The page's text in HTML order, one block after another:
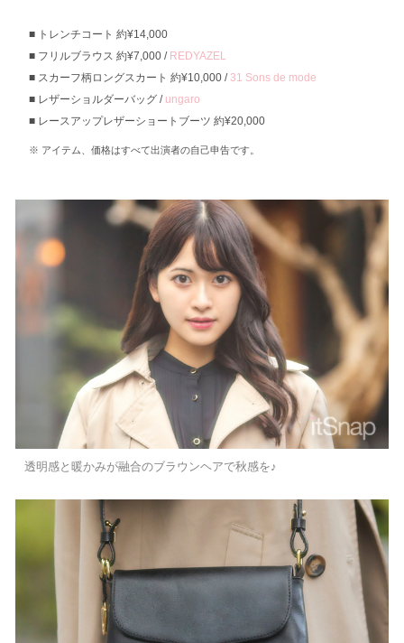
トレンチコート 約¥14,000
フリルブラウス 約¥7,000 / REDYAZEL
スカーフ柄ロングスカート 約¥10,000 / 31 Sons de mode
レザーショルダーバッグ / ungaro
レースアップレザーショートブーツ 約¥20,000
アイテム、価格はすべて出演者の自己申告です。
透明感と暖かみが融合のブラウンヘアで秋感を♪